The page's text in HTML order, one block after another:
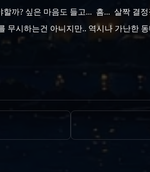
까? 싶은 마음도 들고... 흠... 살짝 결
시하는건 아니지만.. 역시나 가난한